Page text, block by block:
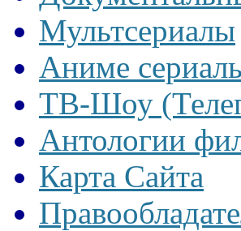
Мультсериалы
Аниме
ТВ-Шоу
Антологии
Карта Сайта